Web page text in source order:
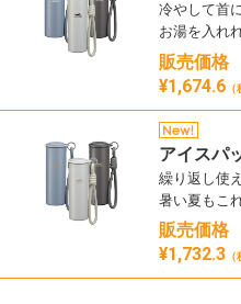
冷やして首
お湯を入れ
販売価格
¥1,674.6
アイスパ
繰り返し使
暑い夏もこ
販売価格
¥1,732.3